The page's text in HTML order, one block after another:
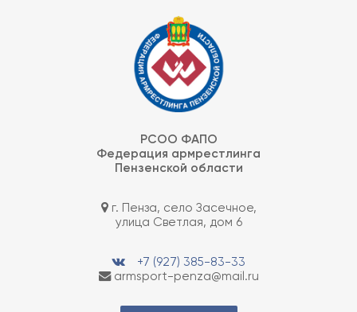
РСОО ФАПО
Федерация армрестлинга
Пензенской области
г. Пенза, село Засечное,
улица Светлая, дом 6
+7 (927) 385-83-33
armsport-penza@mail.ru